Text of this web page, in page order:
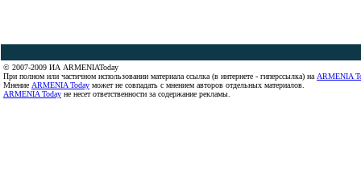
© 2007-2009 ИА ARMENIAToday
При полном или частичном использовании материала ссылка (в интернете - гиперссылка) на ARMENIA
Мнение ARMENIA Today может не совпадать с мнением авторов отдельных материалов.
ARMENIA Today не несет ответственности за содержание рекламы.